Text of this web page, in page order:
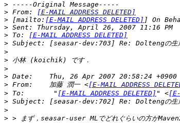
>
> From:
[E-MAIL ADDRESS DELETED]
> [mailto: [E-MAIL ADDRESS DELETED]
>
> To:
[E-MAIL ADDRESS DELETED]
>
>
>
>
>
> From:    加藤 潤一 <[E-MAIL ADDRESS
> To:       " [E-MAIL ADDRESS DELETED] " <[E-
>
>
>